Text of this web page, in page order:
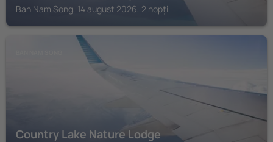
Ban Nam Song, 14 august 2026, 2 nopți
Country Lake Nature Lodge